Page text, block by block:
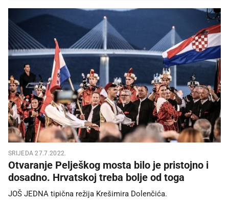
SRIJEDA 27.7.2022.
Otvaranje Pelješkog mosta bilo je pristojno i
dosadno. Hrvatskoj treba bolje od toga
JOŠ JEDNA tipična režija Krešimira Dolenčića.